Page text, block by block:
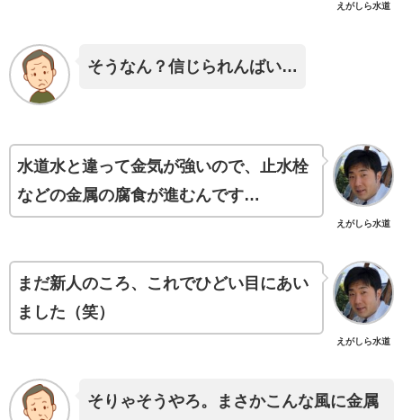
えがしら水道
そうなん？信じられんばい…
えがしら水道
水道水と違って金気が強いので、止水栓
などの金属の腐食が進むんです…
えがしら水道
まだ新人のころ、これでひどい目にあい
ました（笑）
そりゃそうやろ。まさかこんな風に金属